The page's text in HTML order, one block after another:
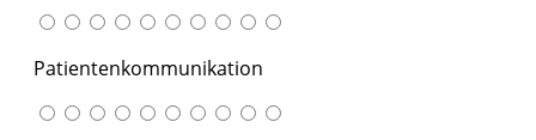
Patientenkommunikation